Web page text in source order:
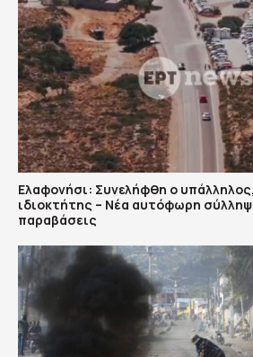
Ελαφονήσι: Συνελήφθη ο
ιδιοκτήτης – Νέα αυτόφωρη
παραβάσεις